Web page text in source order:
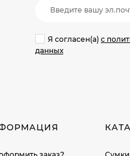
Я согласен(a) с
данных